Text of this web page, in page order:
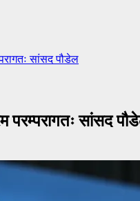
सांसद पौडेल
परम्परागतः सांसद